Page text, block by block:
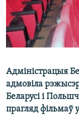
Адміністрацыя
адмовіла
Беларусі і
прагляд фільмаў